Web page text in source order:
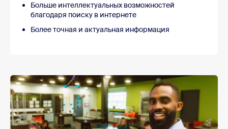
Больше интеллектуальных возможностей
благодаря поиску в интернете
Более точная и актуальная информация